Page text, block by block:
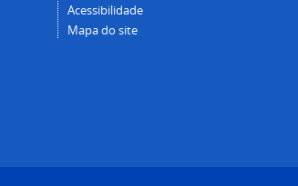
Acessibilidade
Mapa do site